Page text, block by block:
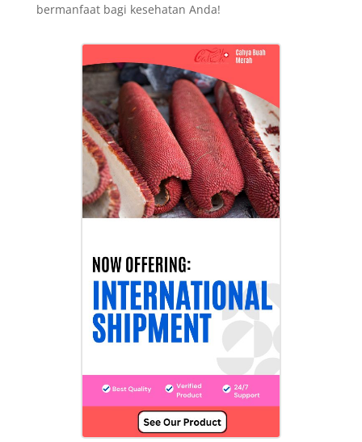
bermanfaat bagi kesehatan Anda!